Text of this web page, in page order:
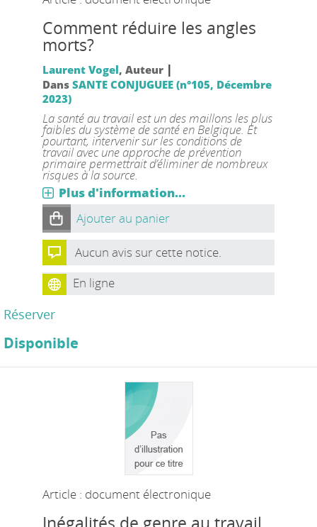
Comment réduire les angles
morts?
Laurent Vogel, Auteur |
Dans SANTE CONJUGUEE (n°105, Décembre
2023)
La santé au travail est un des maillons les plus
faibles du système de santé en Belgique. Et
pourtant, intervenir sur les conditions de
travail avec une approche de prévention
primaire permettrait d’éliminer de nombreux
risques à la source.
Plus d'information...
Ajouter au panier
Aucun avis sur cette notice.
En ligne
Réserver
Disponible
Article : document électronique